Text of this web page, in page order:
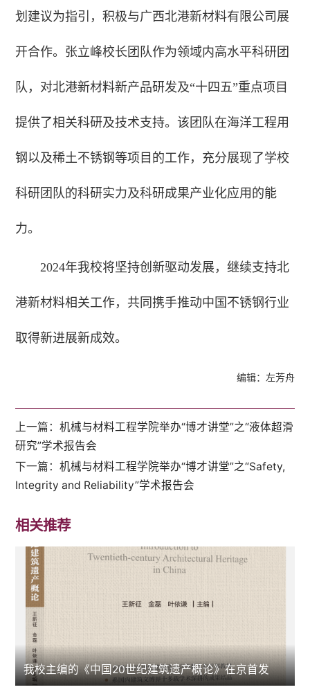
划建议为指引，积极与广西北港新材料有限公司展
开合作。张立峰校长团队作为领域内高水平科研团
队，对北港新材料新产品研发及“十四五”重点项目
提供了相关科研及技术支持。该团队在海洋工程用
钢以及稀土不锈钢等项目的工作，充分展现了学校
科研团队的科研实力及科研成果产业化应用的能
力。
2024年我校将坚持创新驱动发展，继续支持北
港新材料相关工作，共同携手推动中国不锈钢行业
取得新进展新成效。
编辑：左芳舟
上一篇：机械与材料工程学院举办“博才讲堂”之“液体超滑
研究”学术报告会
下一篇：机械与材料工程学院举办“博才讲堂”之“Safety,
Integrity and Reliability”学术报告会
相关推荐
我校主编的《中国20世纪建筑遗产概论》在京首发